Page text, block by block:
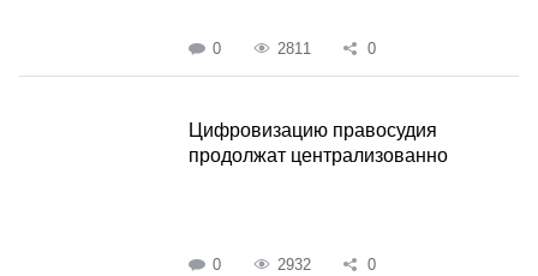
0 2811 0
Цифровизацию правосудия
продолжат централизованно
0 2932 0